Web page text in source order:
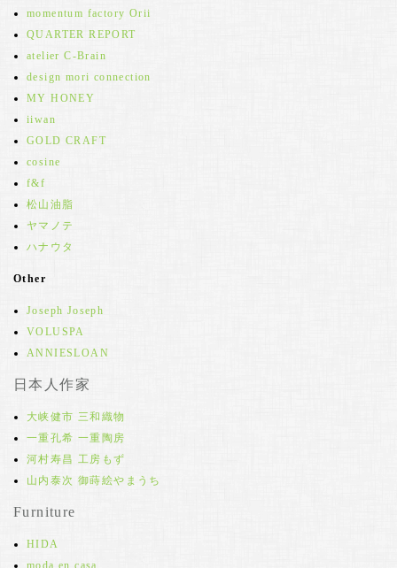
momentum factory Orii
QUARTER REPORT
atelier C-Brain
design mori connection
MY HONEY
iiwan
GOLD CRAFT
cosine
f&f
松山油脂
ヤマノテ
ハナウタ
Other
Joseph Joseph
VOLUSPA
ANNIESLOAN
日本人作家
大峡健市 三和織物
一重孔希 一重陶房
河村寿昌 工房もず
山内泰次 御蒔絵やまうち
Furniture
HIDA
moda en casa